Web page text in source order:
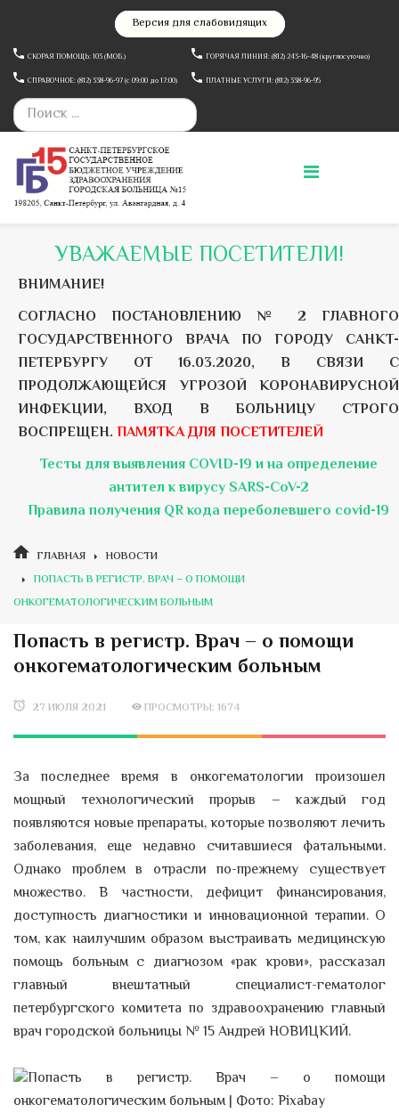
Версия для слабовидящих
СКОРАЯ ПОМОЩЬ: 103 (МОБ.)
СПРАВОЧНОЕ: (812) 338-96-97 (c 09:00 до 17:00)
ГОРЯЧАЯ ЛИНИЯ: (812) 243-16-48 (круглосуточно)
ПЛАТНЫЕ УСЛУГИ: (812) 338-96-95
УВАЖАЕМЫЕ ПОСЕТИТЕЛИ!
ВНИМАНИЕ!
СОГЛАСНО ПОСТАНОВЛЕНИЮ № 2 ГЛАВНОГО
ГОСУДАРСТВЕННОГО ВРАЧА ПО ГОРОДУ САНКТ-
ПЕТЕРБУРГУ ОТ 16.03.2020, В СВЯЗИ С
ПРОДОЛЖАЮЩЕЙСЯ УГРОЗОЙ КОРОНАВИРУСНОЙ
ИНФЕКЦИИ, ВХОД В БОЛЬНИЦУ СТРОГО
ВОСПРЕЩЕН. ПАМЯТКА ДЛЯ ПОСЕТИТЕЛЕЙ
Тесты для выявления COVID-19 и на определение
антител к вирусу SARS-CoV-2
Правила получения QR кода переболевшего covid-19
ГЛАВНАЯ
НОВОСТИ
ПОПАСТЬ В РЕГИСТР. ВРАЧ – О ПОМОЩИ
ОНКОГЕМАТОЛОГИЧЕСКИМ БОЛЬНЫМ
Попасть в регистр. Врач – о помощи
онкогематологическим больным
27 ИЮЛЯ 2021 ПРОСМОТРЫ: 1674
За последнее время в онкогематологии произошел
мощный технологический прорыв – каждый год
появляются новые препараты, которые позволяют лечить
заболевания, еще недавно считавшиеся фатальными.
Однако проблем в отрасли по-прежнему существует
множество. В частности, дефицит финансирования,
доступность диагностики и инновационной терапии. О
том, как наилучшим образом выстраивать медицинскую
помощь больным с диагнозом «рак крови», рассказал
главный внештатный специалист-гематолог
петербургского комитета по здравоохранению главный
врач городской больницы № 15 Андрей НОВИЦКИЙ.